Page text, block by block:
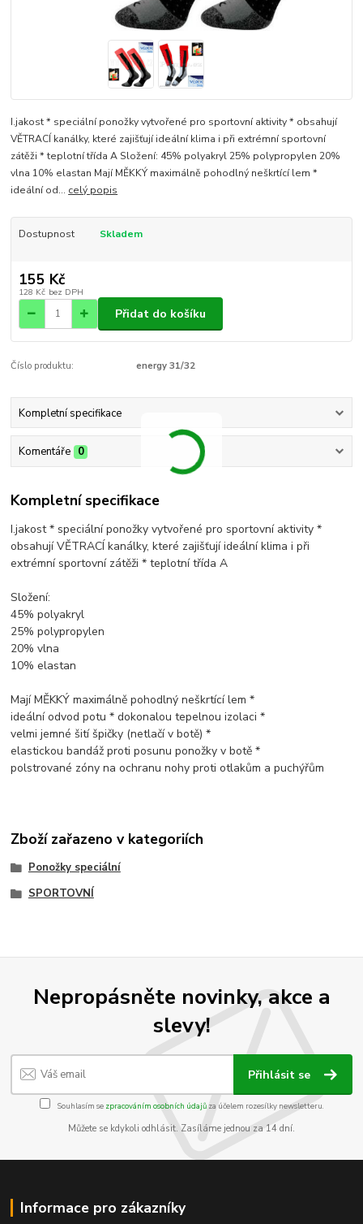
I.jakost * speciální ponožky vytvořené pro sportovní aktivity * obsahují
VĚTRACÍ kanálky, které zajišťují ideální klima i při extrémní sportovní
zátěži * teplotní třída A Složení: 45% polyakryl 25% polypropylen 20%
vlna 10% elastan Mají MĚKKÝ maximálně pohodlný neškrtící lem *
ideální od... celý popis
Dostupnost Skladem
155 Kč
128 Kč bez DPH
Přidat do košíku
Číslo produktu: energy 31/32
Kompletní specifikace
Komentáře 0
Kompletní specifikace
I.jakost * speciální ponožky vytvořené pro sportovní aktivity *
obsahují VĚTRACÍ kanálky, které zajišťují ideální klima i při
extrémní sportovní zátěži * teplotní třída A
Složení:
45% polyakryl
25% polypropylen
20% vlna
10% elastan
Mají MĚKKÝ maximálně pohodlný neškrtící lem *
ideální odvod potu * dokonalou tepelnou izolaci *
velmi jemné šití špičky (netlačí v botě) *
elastickou bandáž proti posunu ponožky v botě *
polstrované zóny na ochranu nohy proti otlakům a puchýřům
Zboží zařazeno v kategoriích
Ponožky speciální
SPORTOVNÍ
Nepropásněte novinky, akce a
slevy!
Přihlásit se
Souhlasím se zpracováním osobních údajůza účelem rozesílky newsletteru.
Můžete se kdykoli odhlásit. Zasíláme jednou za 14 dní.
Informace pro zákazníky